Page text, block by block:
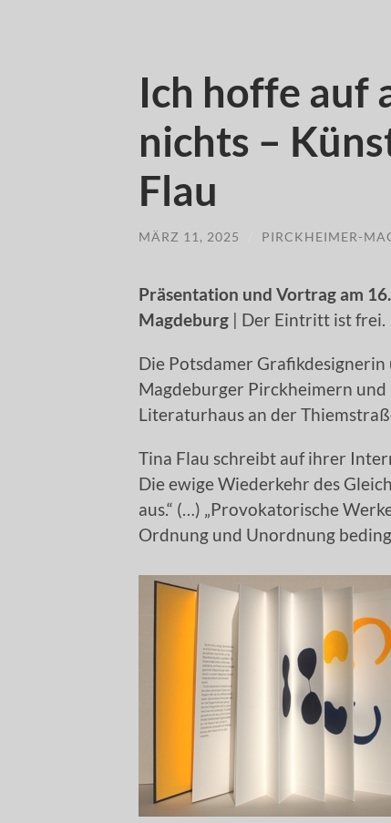
Ich hoffe auf
nichts –
Flau
MÄRZ 11, 2025 PIRCKHEIMER-
Präsentation und Vortrag am
Magdeburg | Der Eintritt ist frei.
Die Potsdamer
Magdeburger Pirckheimern
Literaturhaus an der
Tina Flau schreibt auf ihrer
Die ewige Wiederkehr des
aus.“ (…) „Provokatorische
Ordnung und Unordnung